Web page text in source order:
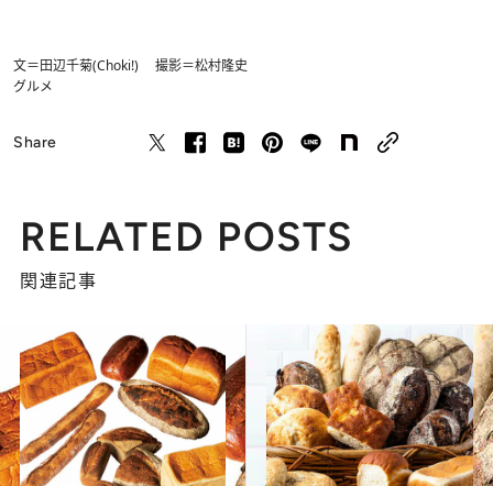
文＝田辺千菊(Choki!) 撮影＝松村隆史
グルメ
Share
RELATED POSTS
関連記事